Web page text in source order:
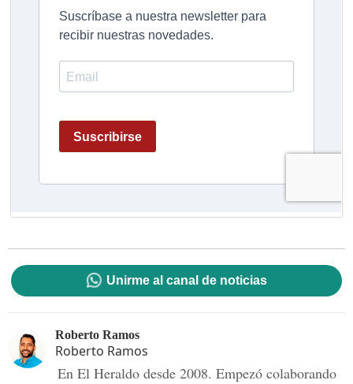
Unirme al canal de noticias
Roberto Ramos
Roberto Ramos
En El Heraldo desde 2008. Empezó colaborando